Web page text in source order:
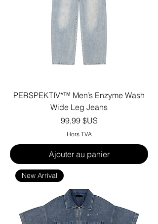
PERSPEKTIV*™️ Men’s Enzyme Wash
Wide Leg Jeans
Prix
99,99 $US
Hors TVA
Ajouter au panier
New Arrival